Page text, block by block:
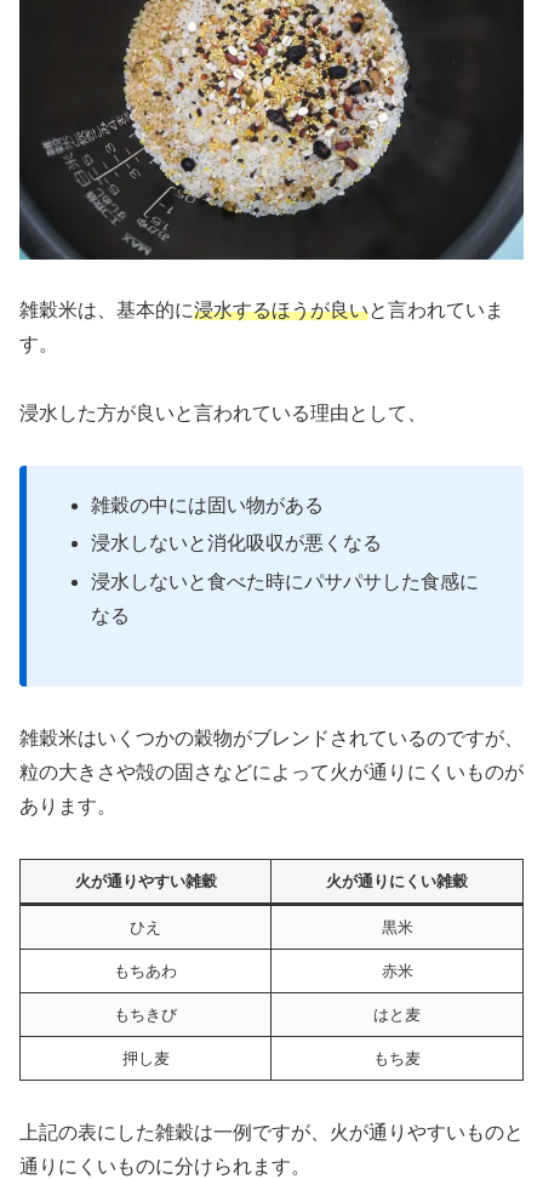
雑穀米は、基本的に浸水するほうが良いと言われていま
す。
浸水した方が良いと言われている理由として、
雑穀の中には固い物がある
浸水しないと消化吸収が悪くなる
浸水しないと食べた時にパサパサした食感に
なる
雑穀米はいくつかの穀物がブレンドされているのですが、
粒の大きさや殻の固さなどによって火が通りにくいものが
あります。
火が通りやすい雑穀 火が通りにくい雑穀
ひえ 黒米
もちあわ 赤米
もちきび はと麦
押し麦 もち麦
上記の表にした雑穀は一例ですが、火が通りやすいものと
通りにくいものに分けられます。